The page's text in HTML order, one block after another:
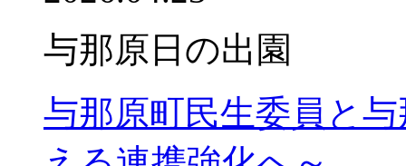
与那原日の出園
与那原町民生委員と